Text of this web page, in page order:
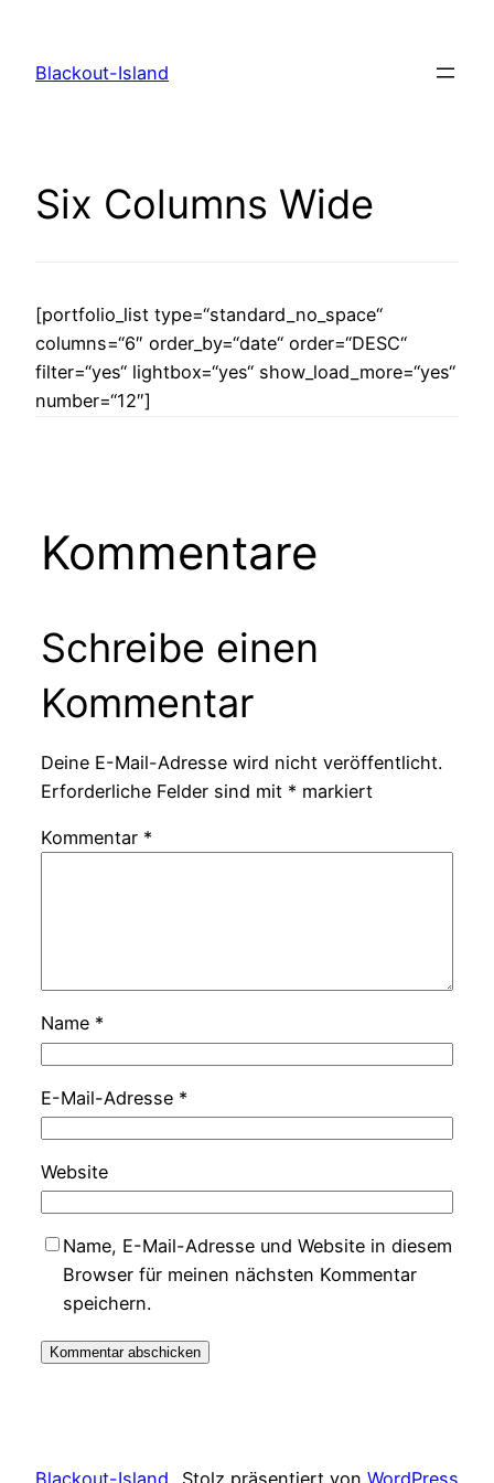
springen
Blackout-Island
Six Columns Wide
[portfolio_list type=“standard_no_space“
columns=“6″ order_by=“date“ order=“DESC“
filter=“yes“ lightbox=“yes“ show_load_more=“yes“
number=“12″]
Kommentare
Schreibe einen
Kommentar
Deine E-Mail-Adresse wird nicht veröffentlicht.
Erforderliche Felder sind mit * markiert
Kommentar *
Name *
E-Mail-Adresse *
Website
Name, E-Mail-Adresse und Website in diesem
Browser für meinen nächsten Kommentar
speichern.
Blackout-Island Stolz präsentiert von WordPress